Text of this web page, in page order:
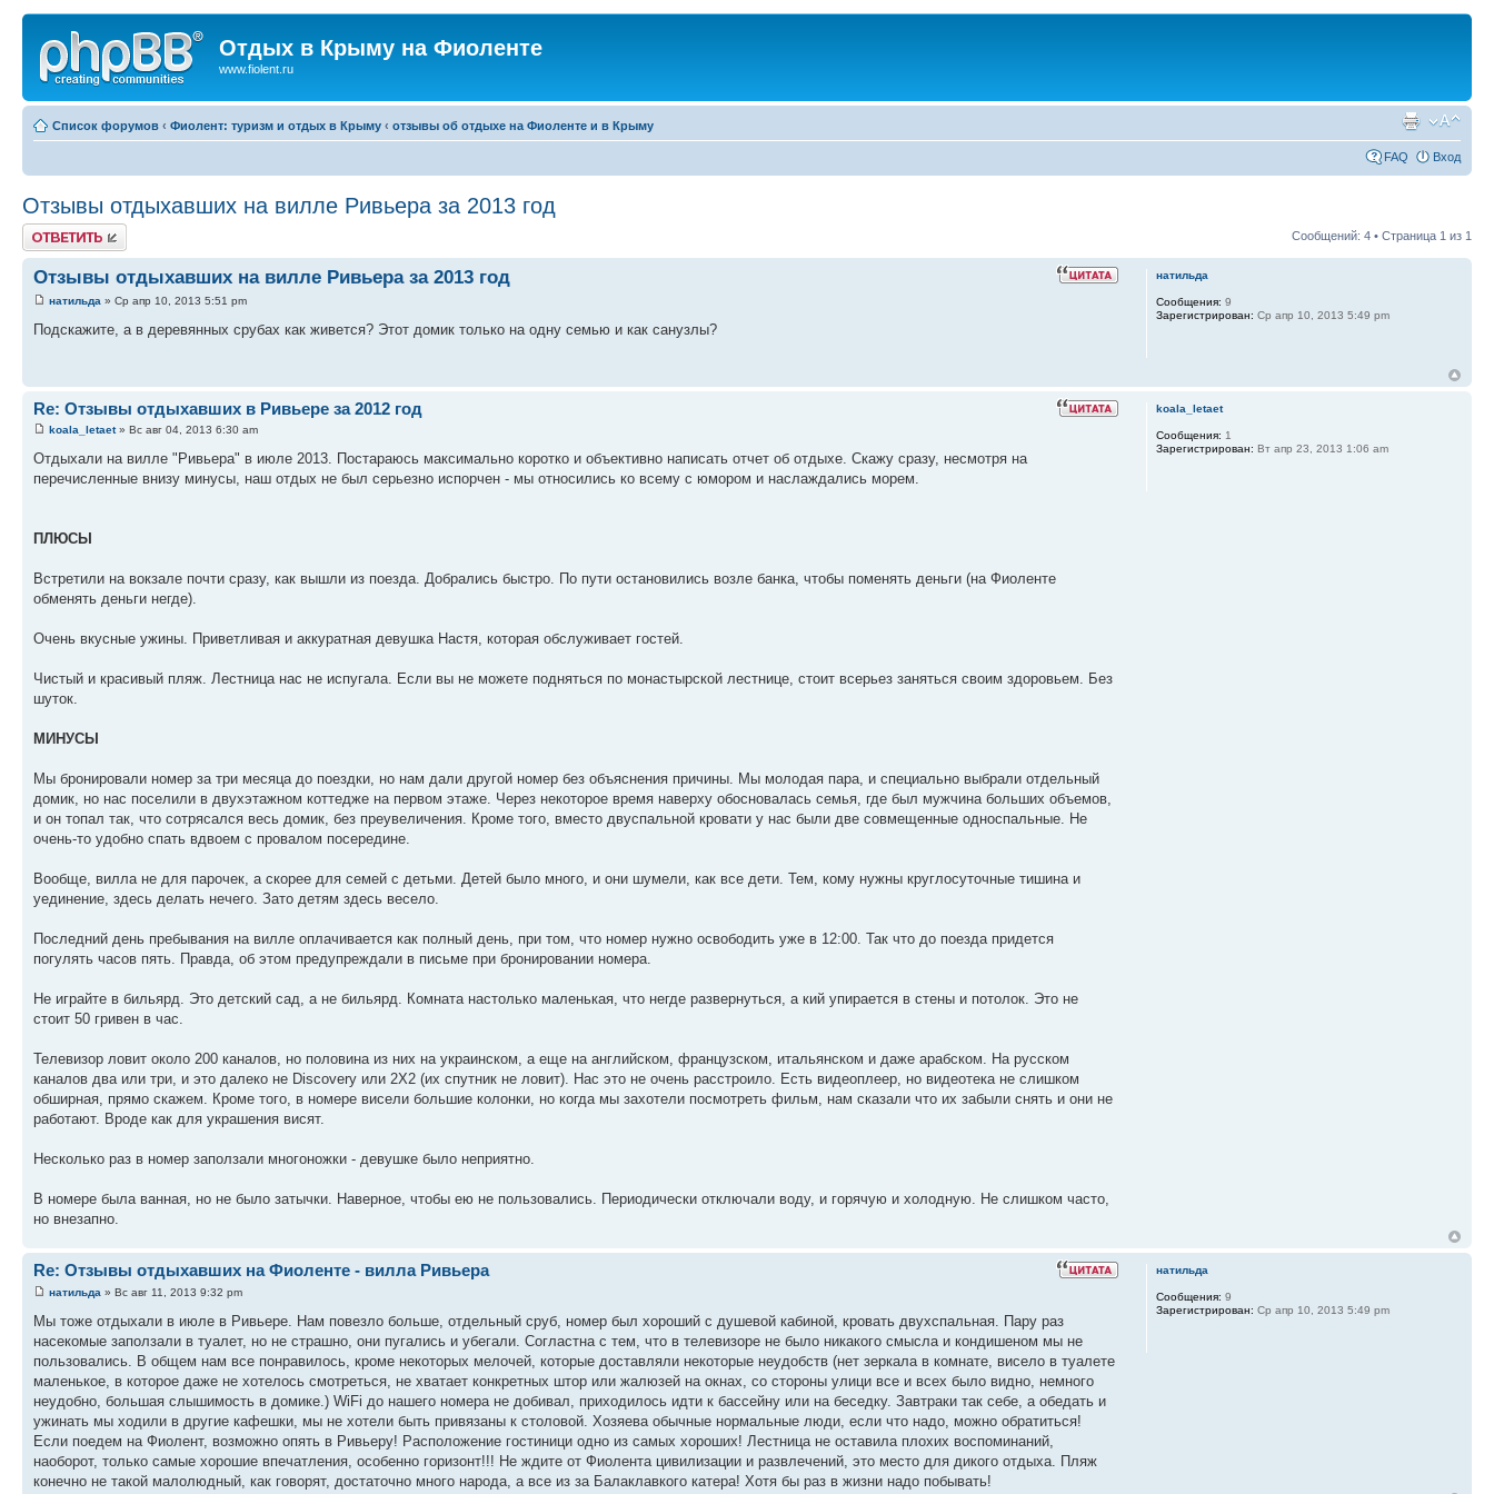
Отдых в Крыму на Фиоленте
www.fiolent.ru
Список форумов ‹ Фиолент: туризм и отдых в Крыму ‹ отзывы об отдыхе на Фиоленте и в Крыму
FAQ Вход
Отзывы отдыхавших на вилле Ривьера за 2013 год
Ответить Сообщений: 4 • Страница 1 из 1
Отзывы отдыхавших на вилле Ривьера за 2013 год
натильда » Ср апр 10, 2013 5:51 pm
Подскажите, а в деревянных срубах как живется? Этот домик только на одну семью и как санузлы?
натильда
Сообщения: 9
Зарегистрирован: Ср апр 10, 2013 5:49 pm
Re: Отзывы отдыхавших в Ривьере за 2012 год
koala_letaet» Вс авг 04, 2013 6:30 am
Отдыхали на вилле "Ривьера" в июле 2013. Постараюсь максимально коротко и объективно написать отчет об отдыхе. Скажу сразу, несмотря на
перечисленные внизу минусы, наш отдых не был серьезно испорчен - мы относились ко всему с юмором и наслаждались морем.
ПЛЮСЫ
Встретили на вокзале почти сразу, как вышли из поезда. Добрались быстро. По пути остановились возле банка, чтобы поменять деньги (на Фиоленте
обменять деньги негде).
Очень вкусные ужины. Приветливая и аккуратная девушка Настя, которая обслуживает гостей.
Чистый и красивый пляж. Лестница нас не испугала. Если вы не можете подняться по монастырской лестнице, стоит всерьез заняться своим здоровьем. Без
шуток.
МИНУСЫ
Мы бронировали номер за три месяца до поездки, но нам дали другой номер без объяснения причины. Мы молодая пара, и специально выбрали отдельный
домик, но нас поселили в двухэтажном коттедже на первом этаже. Через некоторое время наверху обосновалась семья, где был мужчина больших объемов,
и он топал так, что сотрясался весь домик, без преувеличения. Кроме того, вместо двуспальной кровати у нас были две совмещенные односпальные. Не
очень-то удобно спать вдвоем с провалом посередине.
Вообще, вилла не для парочек, а скорее для семей с детьми. Детей было много, и они шумели, как все дети. Тем, кому нужны круглосуточные тишина и
уединение, здесь делать нечего. Зато детям здесь весело.
Последний день пребывания на вилле оплачивается как полный день, при том, что номер нужно освободить уже в 12:00. Так что до поезда придется
погулять часов пять. Правда, об этом предупреждали в письме при бронировании номера.
Не играйте в бильярд. Это детский сад, а не бильярд. Комната настолько маленькая, что негде развернуться, а кий упирается в стены и потолок. Это не
стоит 50 гривен в час.
Телевизор ловит около 200 каналов, но половина из них на украинском, а еще на английском, французском, итальянском и даже арабском. На русском
каналов два или три, и это далеко не Discovery или 2X2 (их спутник не ловит). Нас это не очень расстроило. Есть видеоплеер, но видеотека не слишком
обширная, прямо скажем. Кроме того, в номере висели большие колонки, но когда мы захотели посмотреть фильм, нам сказали что их забыли снять и они не
работают. Вроде как для украшения висят.
Несколько раз в номер заползали многоножки - девушке было неприятно.
В номере была ванная, но не было затычки. Наверное, чтобы ею не пользовались. Периодически отключали воду, и горячую и холодную. Не слишком часто,
но внезапно.
koala_letaet
Сообщения: 1
Зарегистрирован: Вт апр 23, 2013 1:06 am
Re: Отзывы отдыхавших на Фиоленте - вилла Ривьера
натильда » Вс авг 11, 2013 9:32 pm
Мы тоже отдыхали в июле в Ривьере. Нам повезло больше, отдельный сруб, номер был хороший с душевой кабиной, кровать двухспальная. Пару раз
насекомые заползали в туалет, но не страшно, они пугались и убегали. Согластна с тем, что в телевизоре не было никакого смысла и кондишеном мы не
пользовались. В общем нам все понравилось, кроме некоторых мелочей, которые доставляли некоторые неудобств (нет зеркала в комнате, висело в туалете
маленькое, в которое даже не хотелось смотреться, не хватает конкретных штор или жалюзей на окнах, со стороны улици все и всех было видно, немного
неудобно, большая слышимость в домике.) WiFi до нашего номера не добивал, приходилось идти к бассейну или на беседку. Завтраки так себе, а обедать и
ужинать мы ходили в другие кафешки, мы не хотели быть привязаны к столовой. Хозяева обычные нормальные люди, если что надо, можно обратиться!
Если поедем на Фиолент, возможно опять в Ривьеру! Расположение гостиници одно из самых хороших! Лестница не оставила плохих воспоминаний,
наоборот, только самые хорошие впечатления, особенно горизонт!!! Не ждите от Фиолента цивилизации и развлечений, это место для дикого отдыха. Пляж
конечно не такой малолюдный, как говорят, достаточно много народа, а все из за Балаклавкого катера! Хотя бы раз в жизни надо побывать!
натильда
Сообщения: 9
Зарегистрирован: Ср апр 10, 2013 5:49 pm